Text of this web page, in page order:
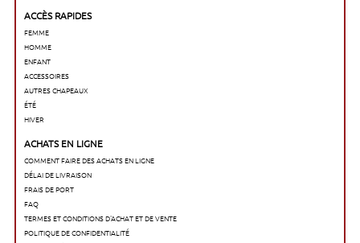
ACCÈS RAPIDES
FEMME
HOMME
ENFANT
ACCESSOIRES
AUTRES CHAPEAUX
ÉTÉ
HIVER
ACHATS EN LIGNE
COMMENT FAIRE DES ACHATS EN LIGNE
DÉLAI DE LIVRAISON
FRAIS DE PORT
FAQ
TERMES ET CONDITIONS D'ACHAT ET DE VENTE
POLITIQUE DE CONFIDENTIALITÉ